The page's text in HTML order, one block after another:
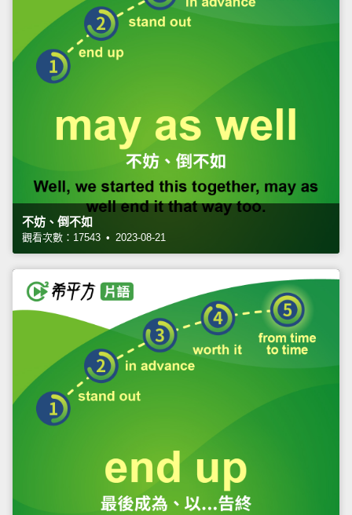
不妨、倒不如
觀看次數：17543 • 2023-08-21